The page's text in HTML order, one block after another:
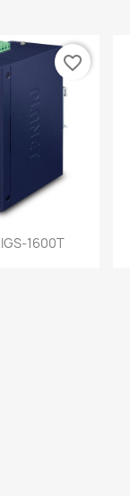
rápida
1600T
favorite_border